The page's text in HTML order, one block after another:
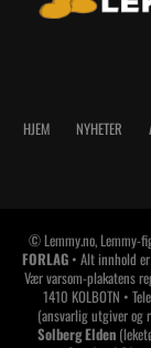
HJEM NYHETER
© Lemmy.no, Lemmy-
FORLAG• Alt innhold
Vær varsom-plakatens
1410 KOLBOTN •
(ansvarlig utgiver og
Solberg Elden